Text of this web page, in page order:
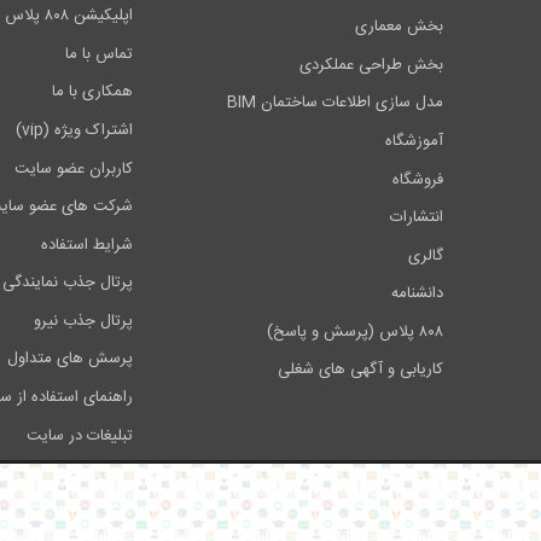
شناخت باب کت حفاری
الف) ضمیمه جوی کن (ترنچر)
الف) ضمیمه چکش هیدرولیکی
فصل چهارم/ بولدوزر
اپلیکیشن ۸۰۸ پلاس
تماس با ما
همکاری با ما
اشتراک ویژه (vip)
کاربران عضو سایت
شرکت های عضو
شرایط استفاده
پرتال جذب
پرتال جذب نیرو
پرسش های متداول
راهنمای استفاده از
تبلیغات در سایت
بخش معماری
بخش طراحی عملکردی
مدل سازی اطلاعات ساختمان BIM
آموزشگاه
فروشگاه
انتشارات
گالری
دانشنامه
۸۰۸ پلاس (پرسش و پاسخ)
کاریابی و آگهی های شغلی